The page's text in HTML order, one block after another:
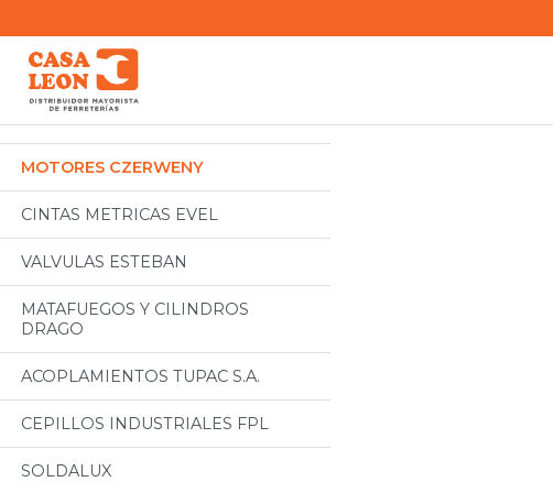
Categorias
Todos
MOTORES CZERWENY
CINTAS METRICAS EVEL
VALVULAS ESTEBAN
MATAFUEGOS Y CILINDROS
DRAGO
ACOPLAMIENTOS TUPAC S.A.
CEPILLOS INDUSTRIALES FPL
SOLDALUX